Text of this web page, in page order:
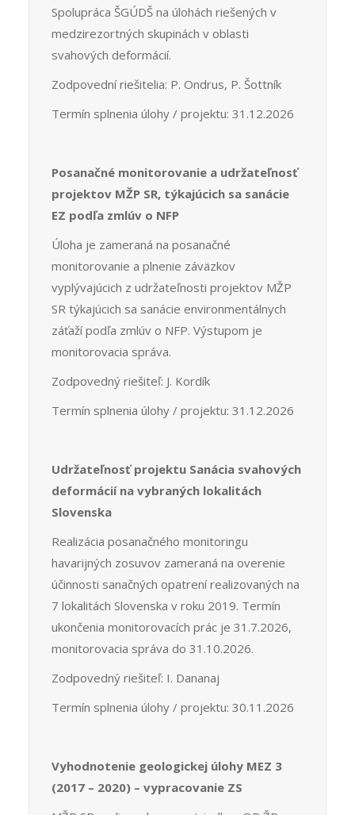
Spolupráca ŠGÚDŠ na úlohách riešených v
medzirezortných skupinách v oblasti
svahových deformácií.
Zodpovední riešitelia: P. Ondrus, P. Šottník
Termín splnenia úlohy / projektu: 31.12.2026
Posanačné monitorovanie a udržateľnosť
projektov MŽP SR, týkajúcich sa sanácie
EZ podľa zmlúv o NFP
Úloha je zameraná na posanačné
monitorovanie a plnenie záväzkov
vyplývajúcich z udržateľnosti projektov MŽP
SR týkajúcich sa sanácie environmentálnych
záťaží podľa zmlúv o NFP. Výstupom je
monitorovacia správa.
Zodpovedný riešiteľ: J. Kordík
Termín splnenia úlohy / projektu: 31.12.2026
Udržateľnosť projektu Sanácia svahových
deformácií na vybraných lokalitách
Slovenska
Realizácia posanačného monitoringu
havarijných zosuvov zameraná na overenie
účinnosti sanačných opatrení realizovaných na
7 lokalitách Slovenska v roku 2019. Termín
ukončenia monitorovacích prác je 31.7.2026,
monitorovacia správa do 31.10.2026.
Zodpovedný riešiteľ: I. Dananaj
Termín splnenia úlohy / projektu: 30.11.2026
Vyhodnotenie geologickej úlohy MEZ 3
(2017 – 2020) – vypracovanie ZS